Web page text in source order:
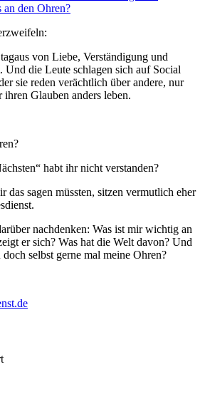
von Liebe, Verständigung und
die Leute schlagen sich auf Social
sie reden verächtlich über andere, nur
Glauben anders leben.
habt ihr nicht verstanden?
sagen müssten, sitzen vermutlich eher
nachdenken: Was ist mir wichtig an
er sich? Was hat die Welt davon? Und
selbst gerne mal meine Ohren?